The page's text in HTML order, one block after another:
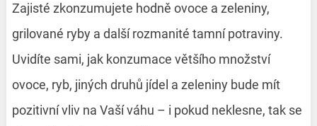
Zajisté zkonzumujete hodně ovoce a zeleniny,
grilované ryby a další rozmanité tamní potraviny.
Uvidíte sami, jak konzumace většího množství
ovoce, ryb, jiných druhů jídel a zeleniny bude mít
pozitivní vliv na Vaší váhu – i pokud neklesne, tak se